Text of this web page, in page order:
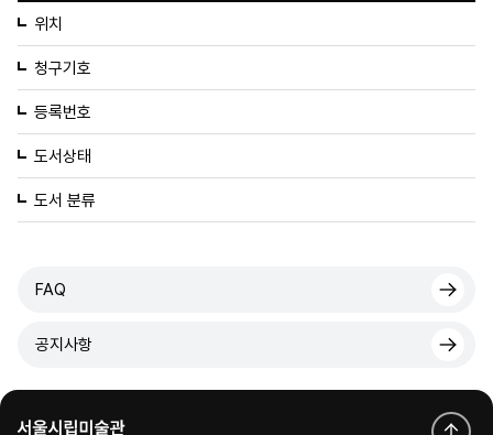
위치
청구기호
등록번호
도서상태
도서 분류
FAQ
공지사항